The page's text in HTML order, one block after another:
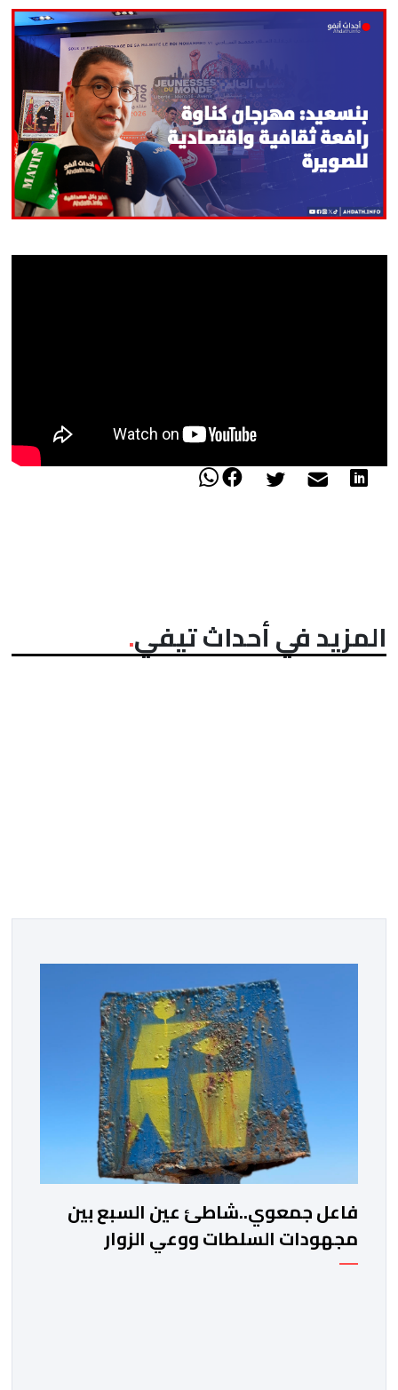
المزيد في أحداث تيفي
فاعل جمعوي..شاطئ عين السبع بين
مجهودات السلطات ووعي الزوار